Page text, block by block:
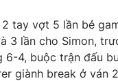
Podcast
tay vợt 5 lần bẻ
3 lần cho Simon,
6-4, buộc trận đấu
giành break ở ván